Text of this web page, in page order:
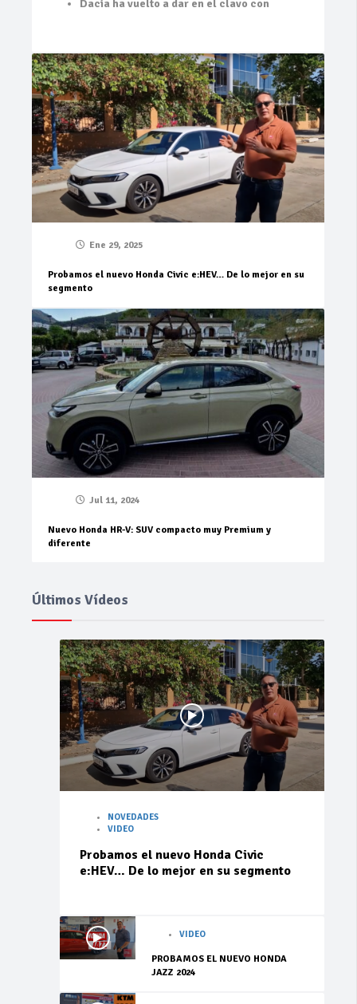
Dacia ha vuelto a dar en el clavo con
Ene 29, 2025
Probamos el nuevo Honda Civic e:HEV… De lo mejor en su
segmento
Jul 11, 2024
Nuevo Honda HR-V: SUV compacto muy Premium y
diferente
Últimos Vídeos
NOVEDADES
VIDEO
Probamos el nuevo Honda Civic
e:HEV… De lo mejor en su segmento
VIDEO
PROBAMOS EL NUEVO HONDA
JAZZ 2024